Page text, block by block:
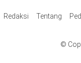
Redaksi Tentang
©